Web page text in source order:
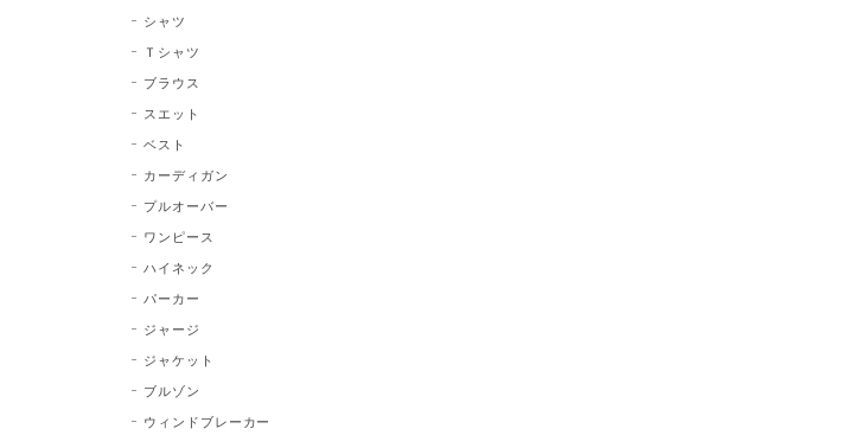
シャツ
Ｔシャツ
ブラウス
スエット
ベスト
カーディガン
プルオーバー
ワンピース
ハイネック
パーカー
ジャージ
ジャケット
ブルゾン
ウィンドブレーカー